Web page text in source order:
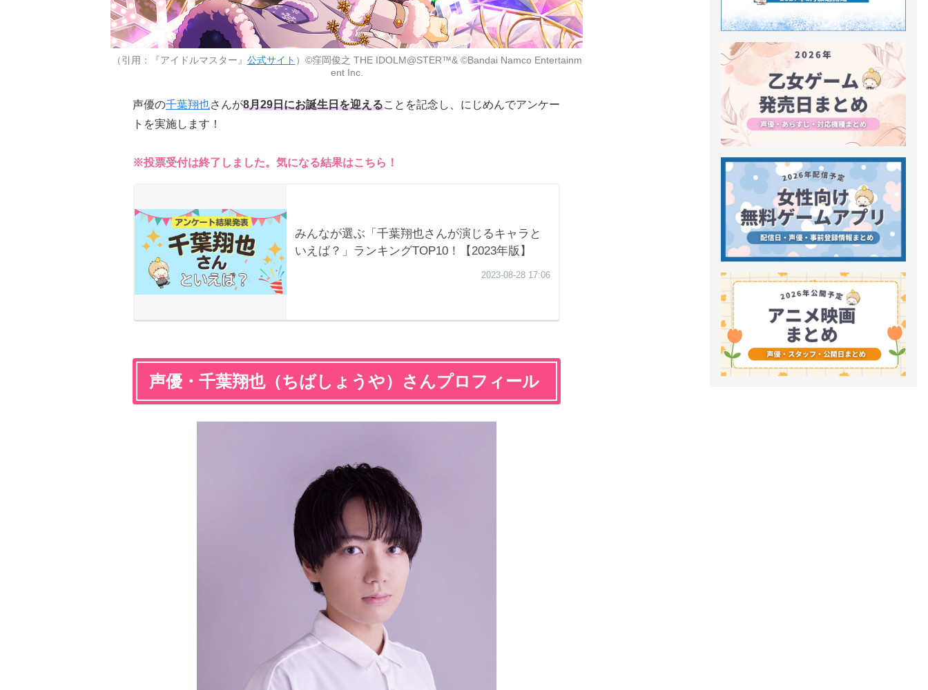
（引用：『アイドルマスター』 公式サイト ）©窪岡俊之 THE IDOLM@STER™& ©Bandai Namco Entertainm
ent Inc.
声優の千葉翔也さんが8月29日にお誕生日を迎えることを記念し、にじめんでアンケー
トを実施します！
※投票受付は終了しました。気になる結果はこちら！
声優・千葉翔也（ちばしょうや）さんプロフィール